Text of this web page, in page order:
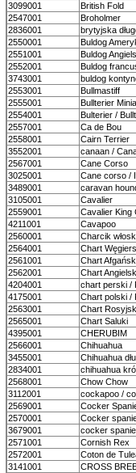
3099001
British Fold
2547001
Broholmer
2836001
brytyjska
2550001
Buldog
2551001
Buldog
2552001
Buldog
3743001
buldog
2553001
Bullmastiff
2555001
Bullterier
2554001
Bulterier /
2557001
Ca de Bou
2558001
Cairn Terrier
3552001
canaan /
2567001
Cane Corso
3025001
Cane corso /
3489001
caravan
3105001
Cavalier
2559001
Cavalier King
4211001
Cavapoo
2560001
Charcik
2564001
Chart
2561001
Chart
2562001
Chart
4204001
chart perski /
4175001
Chart polski /
2563001
Chart
2565001
Chart Saluki
4395001
CHERUBIM
2566001
Chihuahua
3455001
Chihuahua
2834001
chihuahua
2568001
Chow Chow
3112001
cockapoo /
2569001
Cocker
2570001
Cocker
3679001
cocker
2571001
Cornish Rex
2572001
Coton de
3141001
CROSS